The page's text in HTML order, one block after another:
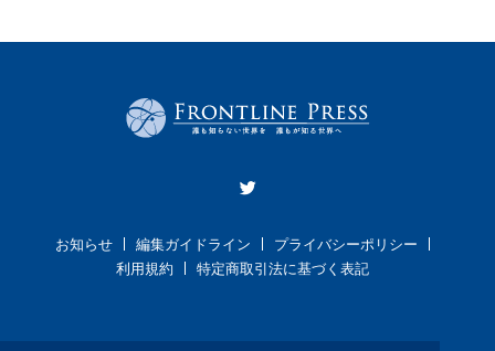
お知らせ 編集ガイドライン
プライバシーポリシー
利用規約
特定商取引法に基づく表記